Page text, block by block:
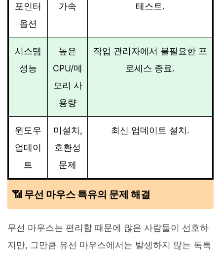
포인터
옵션
가속
테스트.
시스템
성능
높은
CPU/메
모리 사
용량
작업 관리자에서 불필요한 프
로세스 종료.
윈도우
업데이
트
미설치,
호환성
문제
최신 업데이트 설치.
📶 무선 마우스 특유의 문제 해결
무선 마우스는 편리함 때문에 많은 사람들이 선호하
지만, 그만큼 유선 마우스에서는 발생하지 않는 독특